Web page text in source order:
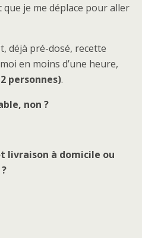
que je me déplace pour aller
déjà pré-dosé, recette
en moins d’une heure,
personnes).
non ?
livraison à domicile ou